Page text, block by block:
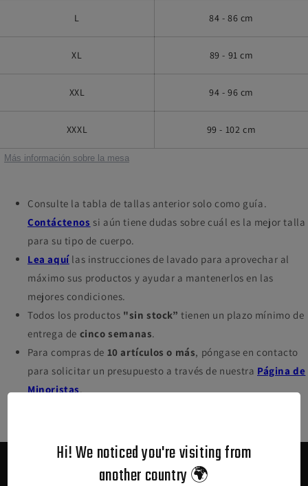
Hi! We noticed you're visiting from
another country 🌍
L 84 - 86 cm
XL 89 - 91 cm
XXL 94 - 96 cm
XXXL 99 - 102 cm
Más información sobre la mesa
Consulte la tabla de tallas anterior solo como guía.
Contáctenos si aún tiene dudas sobre cuál es la mejor talla
para su tipo de cuerpo.
Lea aquílas instrucciones de lavado para aprovechar al
máximo sus productos y ayudar a mantenerlos en las
mejores condiciones.
Todos los productos "sin stock” tienen un plazo mínimo de
entrega de cinco semanas.
Para compras de 10 artículos o más, póngase en contacto
para solicitar un presupuesto a través de nuestra Página de
Minoristas.